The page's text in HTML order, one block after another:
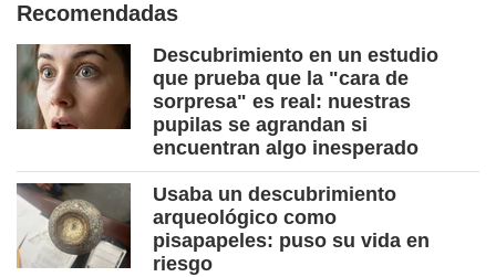
Recomendadas
Descubrimiento en un estudio
que prueba que la "cara de
sorpresa" es real: nuestras
pupilas se agrandan si
encuentran algo inesperado
Usaba un descubrimiento
arqueológico como
pisapapeles: puso su vida en
riesgo